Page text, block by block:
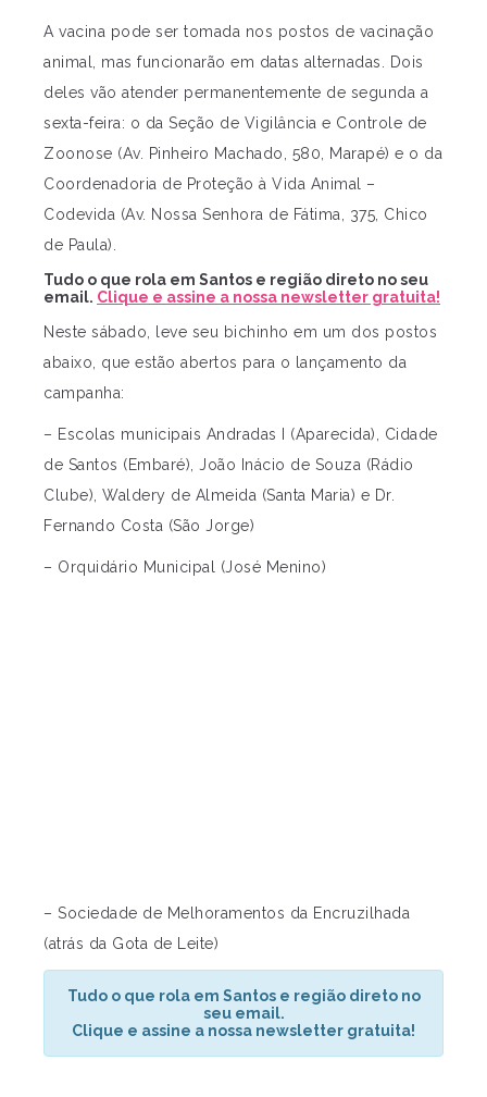
A vacina pode ser tomada nos postos de vacinação
animal, mas funcionarão em datas alternadas. Dois
deles vão atender permanentemente de segunda a
sexta-feira: o da Seção de Vigilância e Controle de
Zoonose (Av. Pinheiro Machado, 580, Marapé) e o da
Coordenadoria de Proteção à Vida Animal –
Codevida (Av. Nossa Senhora de Fátima, 375, Chico
de Paula).
Tudo o que rola em Santos e região direto no seu
email. Clique e assine a nossa newsletter gratuita!
Neste sábado, leve seu bichinho em um dos postos
abaixo, que estão abertos para o lançamento da
campanha:
– Escolas municipais Andradas I (Aparecida), Cidade
de Santos (Embaré), João Inácio de Souza (Rádio
Clube), Waldery de Almeida (Santa Maria) e Dr.
Fernando Costa (São Jorge)
– Orquidário Municipal (José Menino)
– Sociedade de Melhoramentos da Encruzilhada
(atrás da Gota de Leite)
Tudo o que rola em Santos e região direto no
seu email.
Clique e assine a nossa newsletter gratuita!